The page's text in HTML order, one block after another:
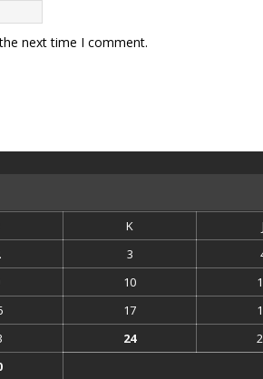
next time I comment.
K J
3
10
17
24